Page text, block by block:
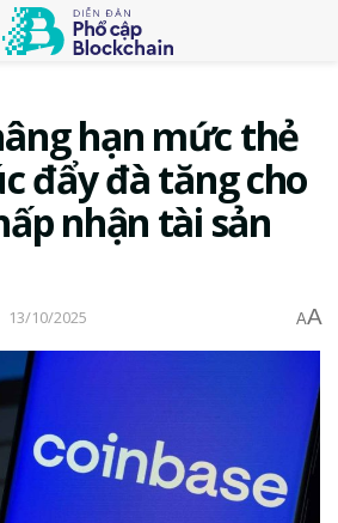
hạn mức thẻ
đẩy đà tăng cho
nhận tài sản
13/10/2025 AA